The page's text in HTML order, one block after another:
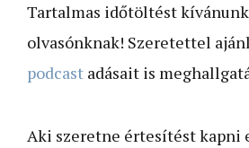
Tartalmas időtöltést
olvasónknak! Szeretettel
podcast adásait is
Aki szeretne értesítést kapni